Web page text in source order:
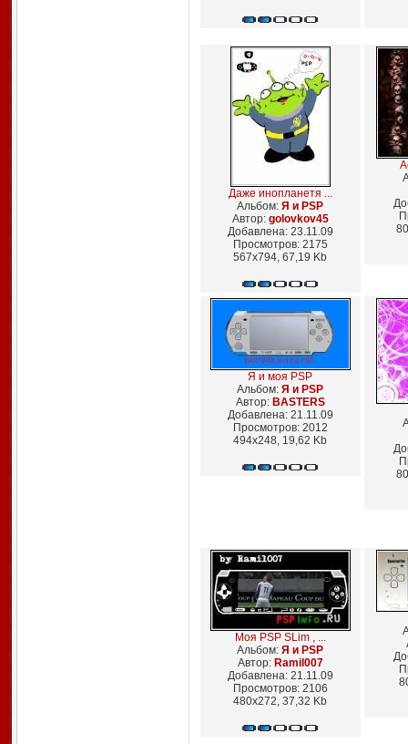
Даже инопланетя ...
Альбом: Я и PSP
Автор: golovkov45
Добавлена: 23.11.09
Просмотров: 2175
567x794, 67,19 Kb
Я и моя PSP
Альбом: Я и PSP
Автор: BASTERS
Добавлена: 21.11.09
Просмотров: 2012
494x248, 19,62 Kb
Моя PSP SLim , ...
Альбом: Я и PSP
Автор: Ramil007
Добавлена: 21.11.09
Просмотров: 2106
480x272, 37,32 Kb